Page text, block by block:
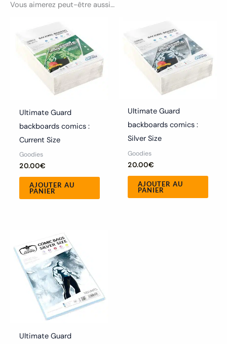
Vous aimerez peut-être aussi…
Ultimate Guard
backboards comics :
Current Size
Goodies
20.00€
AJOUTER AU
PANIER
Ultimate Guard
backboards comics :
Silver Size
Goodies
20.00€
AJOUTER AU
PANIER
Ultimate Guard